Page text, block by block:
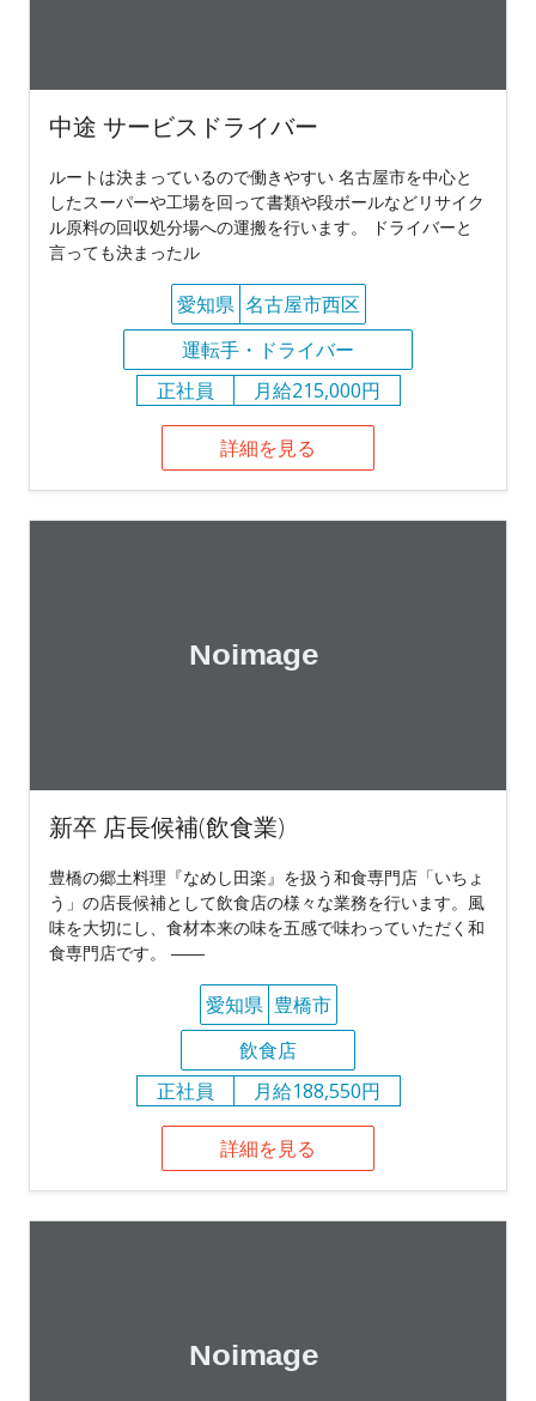
中途 サービスドライバー
ルートは決まっているので働きやすい 名古屋市を中心と
したスーパーや工場を回って書類や段ボールなどリサイク
ル原料の回収処分場への運搬を行います。 ドライバーと
言っても決まったル
愛知県 名古屋市西区
運転手・ドライバー
正社員
月給215,000円
詳細を見る
新卒 店長候補(飲食業)
豊橋の郷土料理『なめし田楽』を扱う和食専門店「いちょ
う」の店長候補として飲食店の様々な業務を行います。風
味を大切にし、食材本来の味を五感で味わっていただく和
食専門店です。 ――
愛知県 豊橋市
飲食店
正社員
月給188,550円
詳細を見る